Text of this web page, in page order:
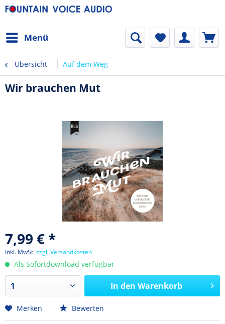
Menü
Übersicht Auf dem Weg
Wir brauchen Mut
7,99 € *
inkl. MwSt.zzgl. Versandkosten
Als Sofortdownload verfügbar
In den Warenkorb
Merken Bewerten